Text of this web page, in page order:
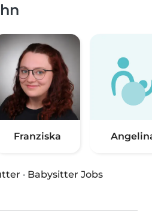
Franziska
· Babysitter Jobs